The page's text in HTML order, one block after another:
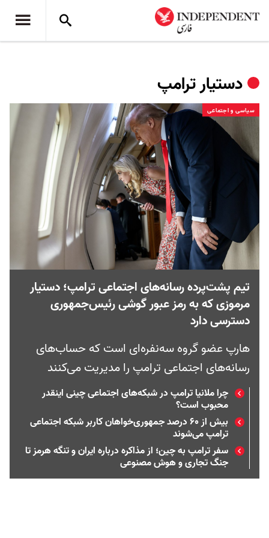
دستیار ترامپ
سیاسی و اجتماعی
تیم پشت‌‌پرده رسانه‌های اجتماعی ترامپ‌؛ دستیار
مرموزی که به رمز عبور گوشی رئیس‌جمهوری
دسترسی دارد
هارپ عضو گروه سه‌نفره‌ای است که حساب‌های
رسانه‌های اجتماعی ترامپ را مدیریت می‌کنند
چرا ملانیا ترامپ در شبکه‌های اجتماعی چینی اینقدر
محبوب است؟
بیش از ۶۰ درصد جمهوری‌خواهان کاربر شبکه اجتماعی
ترامپ می‌شوند
سفر ترامپ به چین؛ از مذاکره درباره ایران و تنگه هرمز تا
جنگ تجاری و هوش مصنوعی